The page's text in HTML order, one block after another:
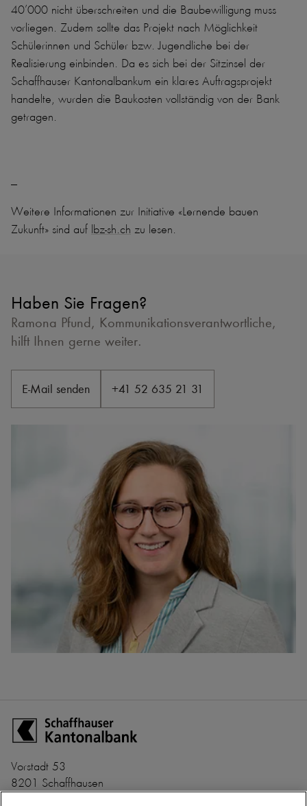
40’000 nicht überschreiten und die Baubewilligung muss
vorliegen. Zudem sollte das Projekt nach Möglichkeit
Schülerinnen und Schüler bzw. Jugendliche bei der
Realisierung einbinden. Da es sich bei der Sitzinsel der
Schaffhauser Kantonalbankum ein klares Auftragsprojekt
handelte, wurden die Baukosten vollständig von der Bank
getragen.
Weitere Informationen zur Initiative «Lernende bauen
Zukunft» sind auf lbz-sh.ch zu lesen.
Haben Sie Fragen?
Ramona Pfund, Kommunikationsverantwortliche,
hilft Ihnen gerne weiter.
E-Mail senden +41 52 635 21 31
Vorstadt 53
8201 Schaffhausen